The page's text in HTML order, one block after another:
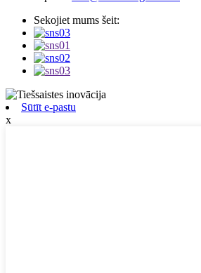
Sekojiet mums šeit:
Sūtīt e-pastu
x